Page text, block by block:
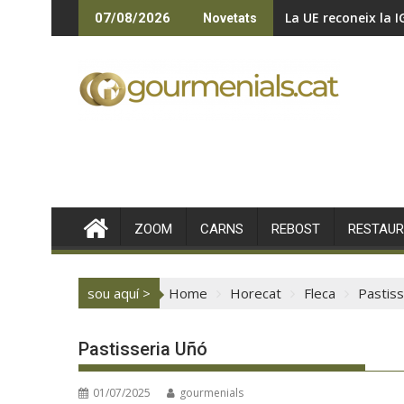
to
07/08/2026 Novetats La UE reconeix la
ZOOM CARNS REBOST
sou aquí > Home Horecat Fleca
Pastisseria Uñó
01/07/2025 gourmenials